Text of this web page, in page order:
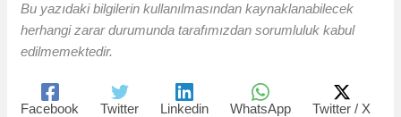
Bu yazıdaki bilgilerin kullanılmasından kaynaklanabilecek
herhangi zarar durumunda tarafımızdan sorumluluk kabul
edilmemektedir.
Facebook Twitter Linkedin WhatsApp Twitter / X